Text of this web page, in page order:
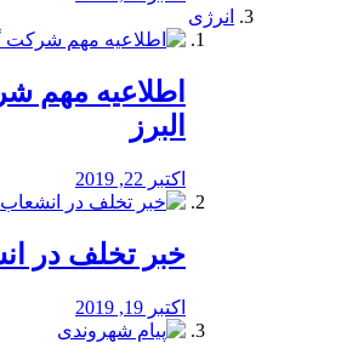
انرژی
️اطلاعیه مهم
البرز
اکتبر 22, 2019
خبر تخلف در
اکتبر 19, 2019